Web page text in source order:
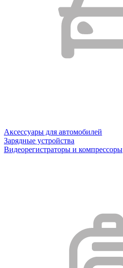
Аксессуары для автомобилей
Зарядные устройства
Видеорегистраторы и компрессоры